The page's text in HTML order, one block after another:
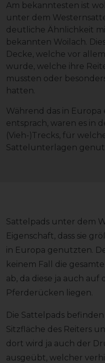
Am bekanntesten ist
unter dem
deutliche Ähnlichkeit
bekannten Woilach.
Decke, welche vor
wurde, welche ihre
mussten oder
hatten.
Während das in Europa
entsprach, waren es in
(Vieh-)Trecks, für
Sattelunterlagen
Sattelpads unter dem
Eigenschaft, dass sie
in Europa genutzten.
keinem Fall die
ab, da diese ja auch auf
Pferderücken liegen.
Die Sattelpads
Sitzfläche des Reiters
dort wird ja auch der
ausgeübt, welcher